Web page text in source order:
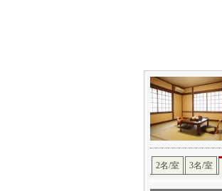
2名/室 3名/室